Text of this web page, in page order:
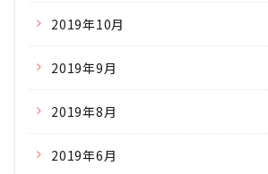
2019年10月
2019年9月
2019年8月
2019年6月